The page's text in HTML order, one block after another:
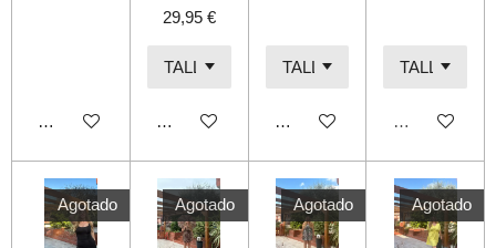
Añadir al carrito
29,95 €
Añadir al carrito Añadir al carrito Agotado
Agotado Agotado Agotado Agotado